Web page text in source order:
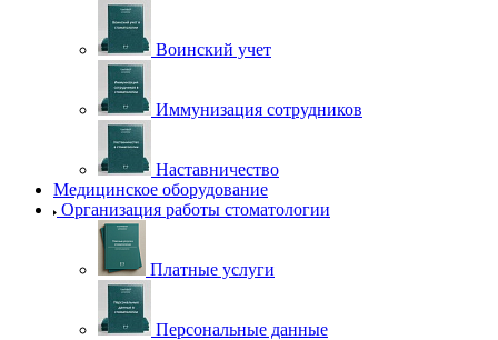
Воинский учет
Иммунизация сотрудников
Наставничество
Медицинское оборудование
Организация работы стоматологии
Платные услуги
Персональные данные